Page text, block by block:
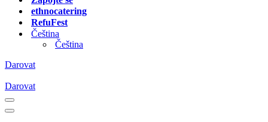
ethnocatering
RefuFest
Čeština
Čeština
Darovat
Darovat
Navigační
menu
Navigační